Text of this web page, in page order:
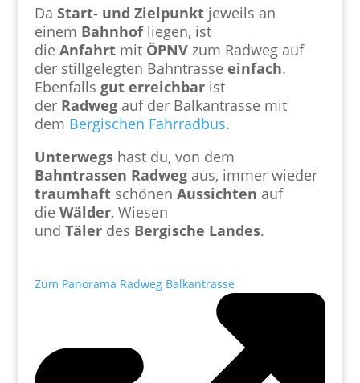
Da Start- und Zielpunktjeweils an
einem Bahnhofliegen, ist
die Anfahrtmit ÖPNVzum Radweg auf
der stillgelegten Bahntrasse einfach.
Ebenfalls gut erreichbarist
der Radwegauf der Balkantrasse mit
dem Bergischen Fahrradbus.
Unterwegshast du, von dem
Bahntrassen Radwegaus, immer wieder
traumhaftschönen Aussichten auf
die Wälder, Wiesen
und Tälerdes Bergische Landes.
Zum Panorama Radweg Balkantrasse